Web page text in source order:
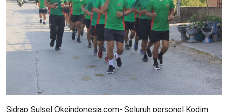
Sidrap Sulsel Okeindonesia.com- Seluruh personel Kodim